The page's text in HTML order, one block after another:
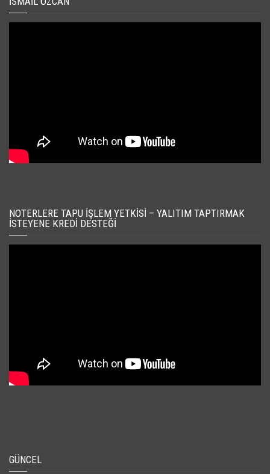
NOTERLERE TAPU İŞLEM YETKISI – YALITIM TAPTIRMAK
İSTEYENE KREDI DESTEĞI
GÜNCEL